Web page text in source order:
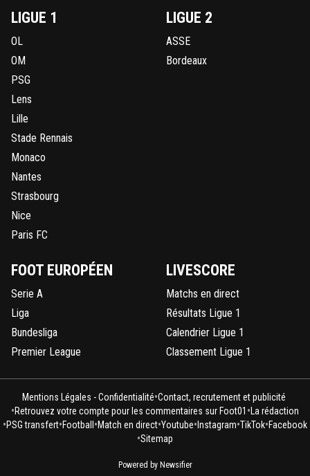
LIGUE 1
OL
OM
PSG
Lens
Lille
Stade Rennais
Monaco
Nantes
Strasbourg
Nice
Paris FC
LIGUE 2
ASSE
Bordeaux
FOOT EUROPÉEN
Serie A
Liga
Bundesliga
Premier League
LIVESCORE
Matchs en direct
Résultats Ligue 1
Calendrier Ligue 1
Classement Ligue 1
Mentions Légales - Confidentialité•Contact, recrutement et publicité
•Retrouvez votre compte pour les commentaires sur Foot01 • La rédaction
•PSG transfert•Football •Match en direct•Youtube• Instagram•TikTok•Facebook
•Sitemap
Powered by Newsifier